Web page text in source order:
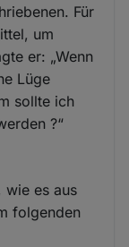
Für
um
er: „Wenn
Lüge
sollte ich
?“
wie es aus
folgenden